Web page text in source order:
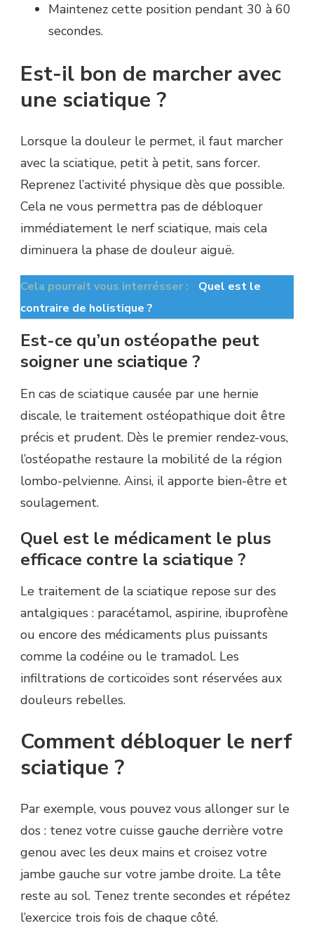
Maintenez cette position pendant 30 à 60
secondes.
Est-il bon de marcher avec
une sciatique ?
Lorsque la douleur le permet, il faut marcher
avec la sciatique, petit à petit, sans forcer.
Reprenez l’activité physique dès que possible.
Cela ne vous permettra pas de débloquer
immédiatement le nerf sciatique, mais cela
diminuera la phase de douleur aiguë.
Cela pourrait vous interrésser :
Quel est le
contraire de holistique ?
Est-ce qu’un ostéopathe peut
soigner une sciatique ?
En cas de sciatique causée par une hernie
discale, le traitement ostéopathique doit être
précis et prudent. Dès le premier rendez-vous,
l’ostéopathe restaure la mobilité de la région
lombo-pelvienne. Ainsi, il apporte bien-être et
soulagement.
Quel est le médicament le plus
efficace contre la sciatique ?
Le traitement de la sciatique repose sur des
antalgiques : paracétamol, aspirine, ibuprofène
ou encore des médicaments plus puissants
comme la codéine ou le tramadol. Les
infiltrations de corticoïdes sont réservées aux
douleurs rebelles.
Comment débloquer le nerf
sciatique ?
Par exemple, vous pouvez vous allonger sur le
dos : tenez votre cuisse gauche derrière votre
genou avec les deux mains et croisez votre
jambe gauche sur votre jambe droite. La tête
reste au sol. Tenez trente secondes et répétez
l’exercice trois fois de chaque côté.